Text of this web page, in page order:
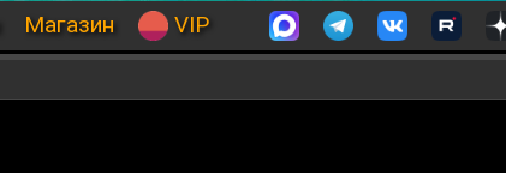
Магазин VIP